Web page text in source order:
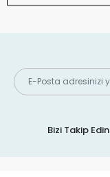
Bizi Takip Edin